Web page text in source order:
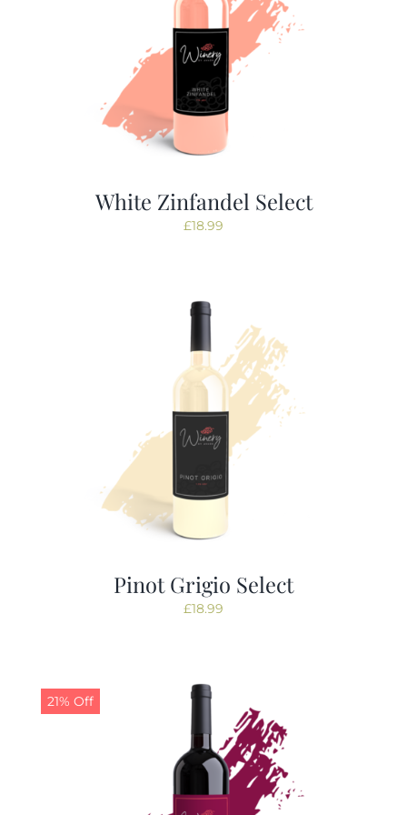
White Zinfandel Select
£18.99
Pinot Grigio Select
£18.99
21% Off